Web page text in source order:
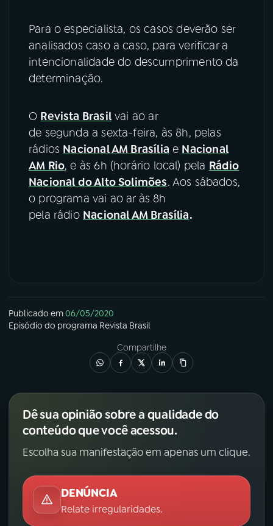
Para o especialista, os casos deverão ser
analisados caso a caso, para verificar a
intencionalidade do descumprimento da
determinação.
O Revista Brasilvai ao ar
de segunda a sexta-feira, às 8h, pelas
rádios Nacional AM Brasília e Nacional
AM Rio, e às 6h (horário local) pela Rádio
Nacional do Alto Solimões. Aos sábados,
o programa vai ao ar às 8h
pela rádio Nacional AM Brasília.
Publicado em06/05/2020
Episódio do programa Revista Brasil
Compartilhe
Dê sua opinião sobre a qualidade do
conteúdo que você acessou.
Escolha sua manifestação em apenas um clique.
DENÚNCIA
Relate irregularidades.